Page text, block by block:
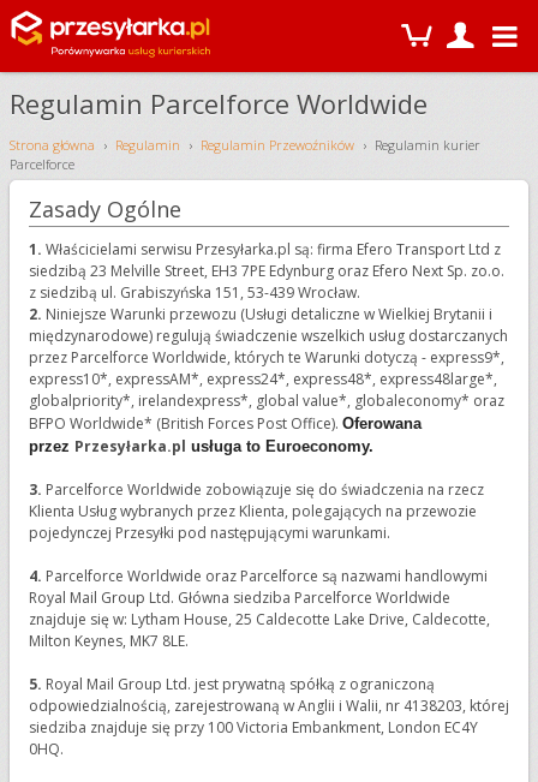
Regulamin Parcelforce Worldwide
Strona główna Regulamin Regulamin Przewoźników
Regulamin kurier
Parcelforce
Zasady Ogólne
1. Właścicielami serwisu Przesyłarka.pl są: firma Efero Transport Ltd z
siedzibą 23 Melville Street, EH3 7PE Edynburg oraz Efero Next Sp. zo.o.
z siedzibą ul. Grabiszyńska 151, 53-439 Wrocław.
2. Niniejsze Warunki przewozu (Usługi detaliczne w Wielkiej Brytanii i
międzynarodowe) regulują świadczenie wszelkich usług dostarczanych
przez Parcelforce Worldwide, których te Warunki dotyczą - express9*,
express10*, expressAM*, express24*, express48*, express48large*,
globalpriority*, irelandexpress*, global value*, globaleconomy* oraz
BFPO Worldwide* (British Forces Post Office). Oferowana
przez Przesyłarka.pl usługa to Euroeconomy.
3. Parcelforce Worldwide zobowiązuje się do świadczenia na rzecz
Klienta Usług wybranych przez Klienta, polegających na przewozie
pojedynczej Przesyłki pod następującymi warunkami.
4. Parcelforce Worldwide oraz Parcelforce są nazwami handlowymi
Royal Mail Group Ltd. Główna siedziba Parcelforce Worldwide
znajduje się w: Lytham House, 25 Caldecotte Lake Drive, Caldecotte,
Milton Keynes, MK7 8LE.
5. Royal Mail Group Ltd. jest prywatną spółką z ograniczoną
odpowiedzialnością, zarejestrowaną w Anglii i Walii, nr 4138203, której
siedziba znajduje się przy 100 Victoria Embankment, London EC4Y
0HQ.